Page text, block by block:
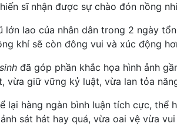
sĩ nhận được sự chào đón nồng
lao của nhân dân trong 2 ngày
khí sẽ còn đông vui và xúc động
đã góp phần khắc họa hình ảnh
vừa giữ vững kỷ luật, vừa lan tỏa
lại hàng ngàn bình luận tích cực, thể
sát hát hay quá, vừa oai vệ vừa